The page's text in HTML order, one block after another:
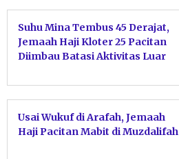
Suhu Mina Tembus 45 Derajat,
Jemaah Haji Kloter 25 Pacitan
Diimbau Batasi Aktivitas Luar
Usai Wukuf di Arafah, Jemaah
Haji Pacitan Mabit di Muzdalifah